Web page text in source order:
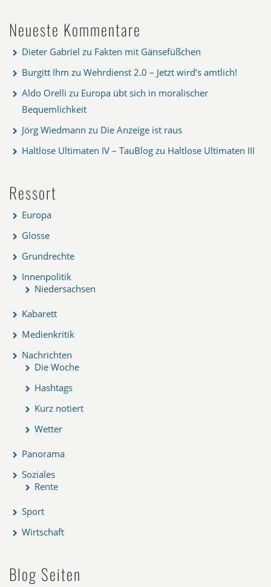
Neueste Kommentare
Dieter Gabriel zu Fakten mit Gänsefüßchen
Burgitt Ihm zu Wehrdienst 2.0 – Jetzt wird’s amtlich!
Aldo Orelli zu Europa übt sich in moralischer
Bequemlichkeit
Jörg Wiedmann zu Die Anzeige ist raus
Haltlose Ultimaten IV – TauBlog zu Haltlose Ultimaten III
Ressort
Europa
Glosse
Grundrechte
Innenpolitik
Niedersachsen
Kabarett
Medienkritik
Nachrichten
Die Woche
Hashtags
Kurz notiert
Wetter
Panorama
Soziales
Rente
Sport
Wirtschaft
Blog Seiten